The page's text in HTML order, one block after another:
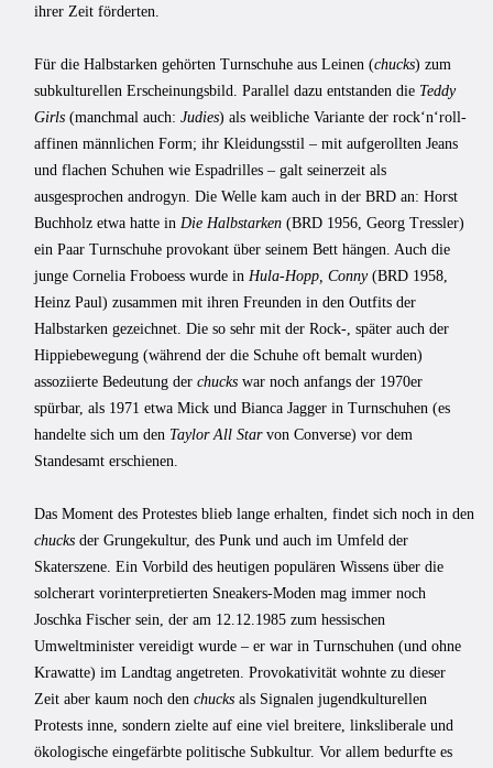
ihrer Zeit förderten.
Für die Halbstarken gehörten Turnschuhe aus Leinen (chucks) zum
subkulturellen Erscheinungsbild. Parallel dazu entstanden die Teddy
Girls (manchmal auch: Judies) als weibliche Variante der rock‘n‘roll-
affinen männlichen Form; ihr Kleidungsstil – mit aufgerollten Jeans
und flachen Schuhen wie Espadrilles – galt seinerzeit als
ausgesprochen androgyn. Die Welle kam auch in der BRD an: Horst
Buchholz etwa hatte in Die Halbstarken (BRD 1956, Georg Tressler)
ein Paar Turnschuhe provokant über seinem Bett hängen. Auch die
junge Cornelia Froboess wurde in Hula-Hopp, Conny(BRD 1958,
Heinz Paul) zusammen mit ihren Freunden in den Outfits der
Halbstarken gezeichnet. Die so sehr mit der Rock-, später auch der
Hippiebewegung (während der die Schuhe oft bemalt wurden)
assoziierte Bedeutung der chucks war noch anfangs der 1970er
spürbar, als 1971 etwa Mick und Bianca Jagger in Turnschuhen (es
handelte sich um den Taylor All Starvon Converse) vor dem
Standesamt erschienen.
Das Moment des Protestes blieb lange erhalten, findet sich noch in den
chucks der Grungekultur, des Punk und auch im Umfeld der
Skaterszene. Ein Vorbild des heutigen populären Wissens über die
solcherart vorinterpretierten Sneakers-Moden mag immer noch
Joschka Fischer sein, der am 12.12.1985 zum hessischen
Umweltminister vereidigt wurde – er war in Turnschuhen (und ohne
Krawatte) im Landtag angetreten. Provokativität wohnte zu dieser
Zeit aber kaum noch den chucks als Signalen jugendkulturellen
Protests inne, sondern zielte auf eine viel breitere, linksliberale und
ökologische eingefärbte politische Subkultur. Vor allem bedurfte es